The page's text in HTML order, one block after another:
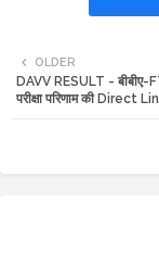
OLDER
DAVV RESULT - बीबीए-
परीक्षा परिणाम की Direct